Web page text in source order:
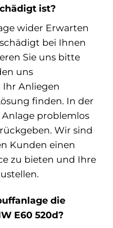
ist?
wider Erwarten
bei Ihnen
Sie uns bitte
uns
Anliegen
finden. In der
Anlage problemlos
Wir sind
Kunden einen
zu bieten und Ihre
die
E60 520d?